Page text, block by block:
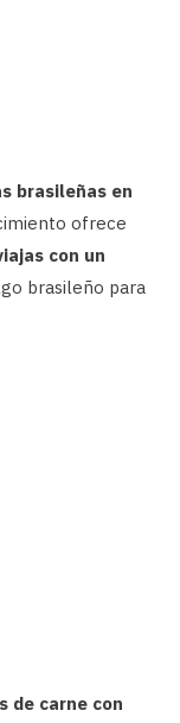
brasileñas en
ofrece
con un
brasileño para
de carne con